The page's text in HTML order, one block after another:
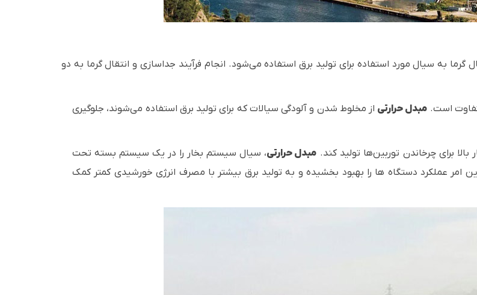
گرما به سیال مورد استفاده برای تولید برق استفاده می‌شود. انجام فرآیند جداسازی و انتقال گرما به دو
است. مبدل حرارتی از مخلوط شدن و آلودگی سیالات که برای تولید برق استفاده می‌شوند، جلوگیری
برای چرخاندن توربین‌ها تولید کند. مبدل حرارتی، سیال سیستم بخار را در یک سیستم بسته تحت
این امر عملکرد دستگاه ها را بهبود بخشیده و به تولید برق بیشتر با مصرف انرژی خورشیدی کمتر کمک